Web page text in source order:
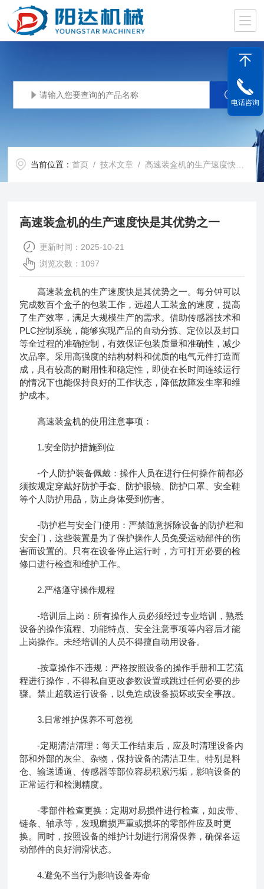
当前位置：首页 /技术文章 / 高速装盒机的生产速度快是其优势之一
高速装盒机的生产速度快是其优势之一
更新时间：2025-10-21
浏览次数：1097
高速装盒机的生产速度快是其优势之一。每分钟可以
完成数百个盒子的包装工作，远超人工装盒的速度，提高
了生产效率，满足大规模生产的需求。借助传感器技术和
PLC控制系统，能够实现产品的自动分拣、定位以及封口
等全过程的准确控制，有效保证包装质量和准确性，减少
次品率。采用高强度的结构材料和优质的电气元件打造而
成，具有较高的耐用性和稳定性，即使在长时间连续运行
的情况下也能保持良好的工作状态，降低故障发生率和维
护成本。
高速装盒机的使用注意事项：
1.安全防护措施到位
-个人防护装备佩戴：操作人员在进行任何操作前都必
须按规定穿戴好防护手套、防护眼镜、防护口罩、安全鞋
等个人防护用品，防止身体受到伤害。
-防护栏与安全门使用：严禁随意拆除设备的防护栏和
安全门，这些装置是为了保护操作人员免受运动部件的伤
害而设置的。只有在设备停止运行时，方可打开必要的检
修口进行检查和维护工作。
2.严格遵守操作规程
-培训后上岗：所有操作人员必须经过专业培训，熟悉
设备的操作流程、功能特点、安全注意事项等内容后才能
上岗操作。未经培训的人员不得擅自动用设备。
-按章操作不违规：严格按照设备的操作手册和工艺流
程进行操作，不得私自更改参数设置或跳过任何必要的步
骤。禁止超载运行设备，以免造成设备损坏或安全事故。
3.日常维护保养不可忽视
-定期清洁清理：每天工作结束后，应及时清理设备内
部和外部的灰尘、杂物，保持设备的清洁卫生。特别是料
仓、输送通道、传感器等部位容易积累污垢，影响设备的
正常运行和检测精度。
-零部件检查更换：定期对易损件进行检查，如皮带、
链条、轴承等，发现磨损严重或损坏的零部件应及时更
换。同时，按照设备的维护计划进行润滑保养，确保各运
动部件的良好润滑状态。
4.避免不当行为影响设备寿命
电话咨询